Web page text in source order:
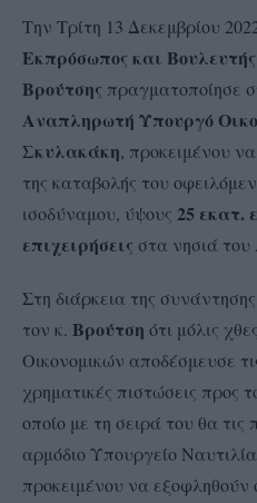
Την Τρίτη 13 Δεκεμβρίου
Εκπρόσωπος και
Βρούτσης πραγματοποίησε
Αναπληρωτή Υπουργό
Σκυλακάκη, προκειμένου
της καταβολής του
ισοδύναμου, ύψους 25 εκατ.
επιχειρήσεις στα νησιά του
Στη διάρκεια της
τον κ. Βρούτση ότι μόλις
Οικονομικών αποδέσμευσε
χρηματικές πιστώσεις προς
οποίο με τη σειρά του θα
αρμόδιο Υπουργείο
προκειμένου να εξοφληθούν